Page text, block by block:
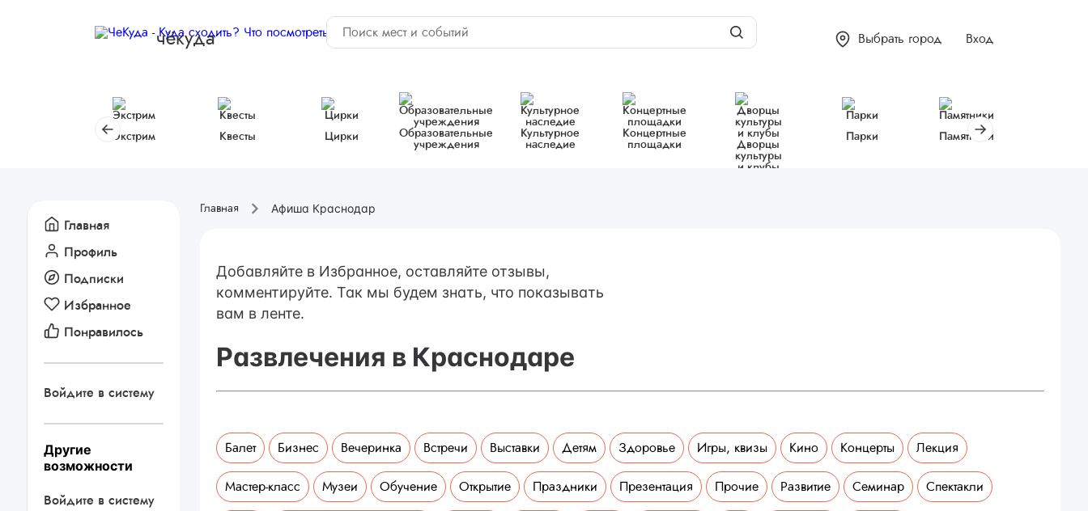
чёкуда Выбрать город Вход
Экстрим Квесты Цирки
Образовательные
учреждения
Культурное
наследие
Концертные
площадки
Дворцы
культуры
и клубы
Парки Памятники
Главная
Профиль
Подписки
Избранное
Понравилось
Войдите в систему
Другие
возможности
Войдите в систему
Главная Афиша Краснодар
Добавляйте в Избранное, оставляйте отзывы,
комментируйте. Так мы будем знать, что показывать
вам в ленте.
Развлечения в Краснодаре
Балет Бизнес Вечеринка Встречи Выставки Детям Здоровье Игры, квизы Кино Концерты Лекция
Мастер-класс Музеи Обучение Открытие Праздники Презентация Прочие Развитие Семинар Спектакли